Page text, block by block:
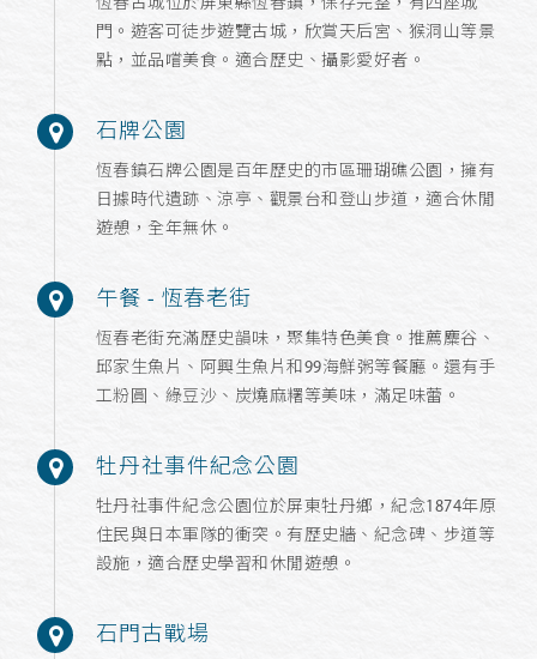
恆春古城位於屏東縣恆春鎮，保存完整，有四座城
門。遊客可徒步遊覽古城，欣賞天后宮、猴洞山等景
點，並品嚐美食。適合歷史、攝影愛好者。
石牌公園
恆春鎮石牌公園是百年歷史的市區珊瑚礁公園，擁有
日據時代遺跡、涼亭、觀景台和登山步道，適合休閒
遊憩，全年無休。
午餐 - 恆春老街
恆春老街充滿歷史韻味，聚集特色美食。推薦麋谷、
邱家生魚片、阿興生魚片和99海鮮粥等餐廳。還有手
工粉圓、綠豆沙、炭燒麻糬等美味，滿足味蕾。
牡丹社事件紀念公園
牡丹社事件紀念公園位於屏東牡丹鄉，紀念1874年原
住民與日本軍隊的衝突。有歷史牆、紀念碑、步道等
設施，適合歷史學習和休閒遊憩。
石門古戰場